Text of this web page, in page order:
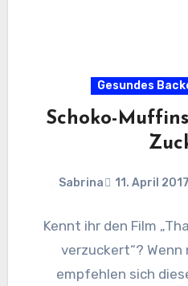
Gesundes
Schoko-
Sabrina 11. April 2017
Kennt ihr den Film
verzuckert“?
empfehlen sich